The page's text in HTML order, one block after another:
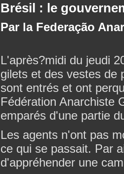
Brésil : le
Par la Federação
L'après?midi du jeudi
gilets et des vestes de
sont entrés et ont
Fédération Anarchiste
emparés d'une partie
Les agents n'ont pas
ce qui se passait. Par
d'appréhender une